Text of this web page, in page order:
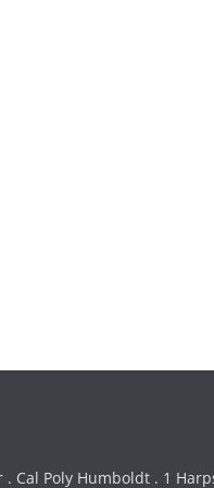
. Cal Poly Humboldt . 1